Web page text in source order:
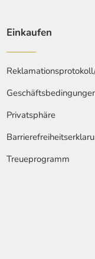
Einkaufen
Privatsphäre
Treueprogramm